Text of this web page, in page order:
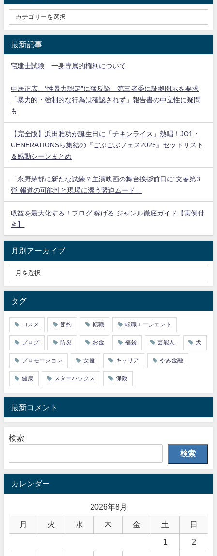
最新記事
宅建士試験 一身専属的権利について
中居正広、“性暴力認定”に猛反論 第三者委に証拠開示を要求
「暴力的・強制的な行為は確認されず」報告書の中立性に疑問
も
【完全版】浜田雅功が誕生日に「チキンライス」熱唱！JO1・
GENERATIONSら集結の『ごぶごぶフェス2025』セットリスト
＆感動シーンまとめ
「永野芽郁に新たな試練？主演映画の舞台挨拶前日に“文春第3
弾”報道の可能性と現場に漂う緊迫ムード」
収益を最大化する！ブログ 稼げる ジャンル徹底ガイド【実例付
き】
月別アーカイブ
タグ
コスメ 節約 転職 転職エージェント
ブログ 防災 お金 福袋 芸能人 犬
プロモーション 女優 キャリア やみ金融
健康 スターバックス 保険
最新コメント
検索
検索
カレンダー
2026年8月
月 火 水 木 金 土 日
1 2